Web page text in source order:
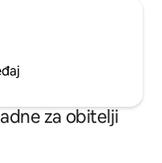
za obitelji